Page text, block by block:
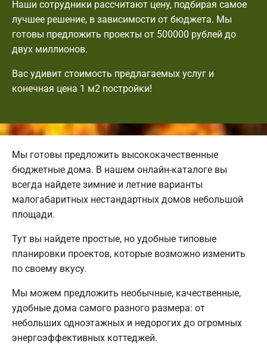
Наши сотрудники рассчитают цену, подбирая самое
лучшее решение, в зависимости от бюджета. Мы
готовы предложить проекты от 500000 рублей до
двух миллионов.
Вас удивит стоимость предлагаемых услуг и
конечная цена 1 м2 постройки!
Мы готовы предложить высококачественные
бюджетные дома. В нашем онлайн-каталоге вы
всегда найдете зимние и летние варианты
малогабаритных нестандартных домов небольшой
площади.
Тут вы найдете простые, но удобные типовые
планировки проектов, которые возможно изменить
по своему вкусу.
Мы можем предложить необычные, качественные,
удобные дома самого разного размера: от
небольших одноэтажных и недорогих до огромных
энергоэффективных коттеджей.